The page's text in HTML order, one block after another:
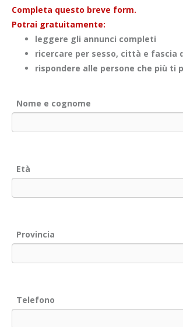
Completa questo breve form.
Potrai gratuitamente:
leggere gli annunci completi
ricercare per sesso, città e fascia
rispondere alle persone che più ti
Nome e cognome
Età
Provincia
Telefono